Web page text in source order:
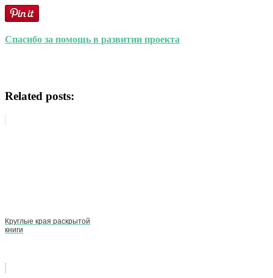
Спасибо за помощь в развитии проекта
Related posts:
Круглые края раскрытой
книги